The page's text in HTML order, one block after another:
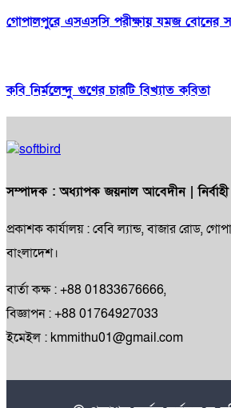
গোপালপুরে এসএসসি পরীক্ষায় যমজ বোনের
কবি নির্মলেন্দু গুণের চারটি বিখ্যাত কবিতা
সম্পাদক :অধ্যাপক জয়নাল আবেদীন|
প্রকাশক কার্যালয় : বেবি ল্যান্ড, বাজার রোড,
বাংলাদেশ।
বার্তা কক্ষ : +88 01833676666,
বিজ্ঞাপন : +88 01764927033
ইমেইল : kmmithu01@gmail.com